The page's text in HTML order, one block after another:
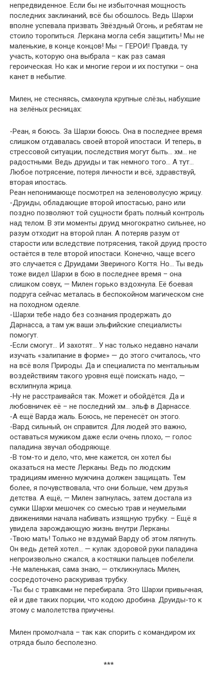
непредвиденное. Если бы не избыточная мощность
последних заклинаний, всё бы обошлось. Ведь Шархи
вполне успевала призвать Звёздный Огонь, и ребятам не
стоило торопиться. Леркана могла себя защитить! Мы не
маленькие, в конце концов! Мы – ГЕРОИ! Правда, ту
участь, которую она выбрала – как раз самая
героическая. Но как и многие герои и их поступки – она
канет в небытие.
Милен, не стесняясь, смахнула крупные слёзы, набухшие
на зелёных ресницах:
-Реан, я боюсь. За Шархи боюсь. Она в последнее время
слишком отдавалась своей второй ипостаси. И теперь, в
стрессовой ситуации, последствия могут быть… хм… не
радостными. Ведь друиды и так немного того… А тут…
Любое потрясение, потеря личности и всё, здравствуй,
вторая ипостась.
Реан непонимающе посмотрел на зеленоволусую жрицу.
-Друиды, обладающие второй ипостасью, рано или
поздно позволяют той сущности брать полный контроль
над телом. В эти моменты друид многократно сильнее, но
разум отходит на второй план. А потеряв разум от
старости или вследствие потрясения, такой друид просто
остаётся в теле второй ипостаси. Конечно, чаще всего
это случается с Друидами Звериного Когтя. Но… Ты ведь
тоже видел Шархи в бою в последнее время – она
слишком совух, — Милен горько вздохнула. Её боевая
подруга сейчас металась в беспокойном магическом сне
на походном одеяле.
-Шархи тебе надо без сознания продержать до
Дарнасса, а там уж ваши эльфийские специалисты
помогут.
-Если смогут… И захотят… У нас только недавно начали
изучать «залипание в форме» — до этого считалось, что
на всё воля Природы. Да и специалиста по ментальным
воздействиям такого уровня ещё поискать надо, —
всхлипнула жрица.
-Ну не расстраивайся так. Может и обойдётся. Да и
любовничек её – не последний хм… эльф в Дарнассе.
-А ещё Варда жаль. Боюсь, не перенесёт он этого.
-Вард сильный, он справится. Для людей это важно,
оставаться мужиком даже если очень плохо, — голос
паладина звучал ободряюще.
-В том-то и дело, что, мне кажется, он хотел бы
оказаться на месте Лерканы. Ведь по людским
традициям именно мужчина должен защищать. Тем
более, я почувствовала, что они больше, чем друзья
детства. А ещё, — Милен запнулась, затем достала из
сумки Шархи мешочек со смесью трав и неумелыми
движениями начала набивать изящную трубку. – Ещё я
увидела зарождающую жизнь внутри Лерканы.
-Твою мать! Только не вздумай Варду об этом ляпнуть.
Он ведь детей хотел… — кулак здоровой руки паладина
непроизвольно сжался, а костяшки пальцев побелели.
-Не маленькая, сама знаю, — откликнулась Милен,
сосредоточено раскуривая трубку.
-Ты бы с травками не перебирала. Это Шархи привычная,
ей и две таких порции, что кодою дробина. Друиды-то к
этому с малолетства приучены.
Милен промолчала – так как спорить с командиром их
отряда было бесполезно.
***